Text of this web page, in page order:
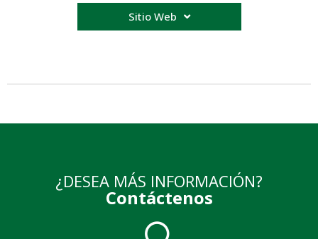
Sitio Web
¿DESEA MÁS INFORMACIÓN?
Contáctenos